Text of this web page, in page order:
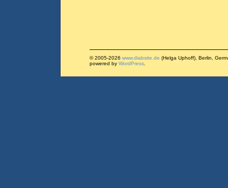
© 2005-2026 www.diabsite.de (Helga Uphoff), Berlin,
powered by WordPress.